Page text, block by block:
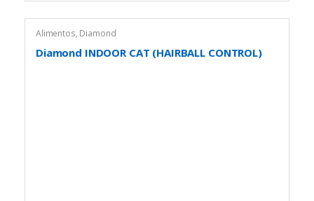
Alimentos, Diamond
Diamond INDOOR CAT (HAIRBALL CONTROL)